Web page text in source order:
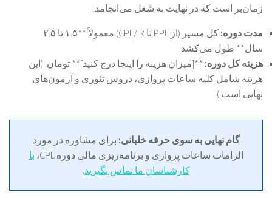
زمان‌بر است که در نهایت به شغل می‌انجامد.
مدت دوره:
کل مسیر (از PPL تا CPL/IR) معمولاً **۱.۵ تا ۲.۵
سال** طول می‌کشد.
هزینه کل دوره: **[میزان هزینه را اینجا درج کنید]** تومان. (این
هزینه شامل کلیه ساعات پروازی، دروس تئوری و آزمون‌های
نهایی است.)
گام نهایی به سوی حرفه خلبانی: برای مشاوره در مورد
الزامات ساعات پروازی و برنامه‌ریزی مالی دوره CPL،
با
کارشناسان ما تماس بگیرید.